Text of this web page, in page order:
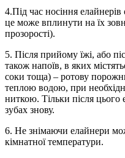
4.Під час носіння
це може вплинути на їх
прозорості).
5. Після прийому їжі, або
також напоїв, в яких
соки тоща) – ротову
теплою водою, при
ниткою. Тільки після
зубах знову.
6. Не знімаючи елайнери
кімнатної температури.